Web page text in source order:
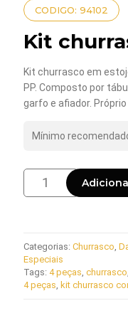
CODIGO: 94102
Kit
Kit churrasco em
PP. Composto por
garfo e afiador.
Mínimo
Categorias: Churrasco,
Especiais
Tags: 4 peças, churrasco,
4 peças, kit churrasco